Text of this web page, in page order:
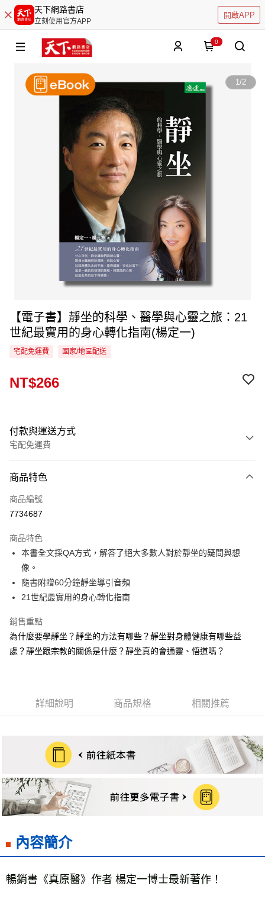
天下網路書店
立刻使用官方APP
開啟APP
0
1/2
【電子書】靜坐的科學、醫學與心靈之旅：21
世紀最實用的身心轉化指南(楊定一)
宅配免運費 國家/地區配送
NT$266
付款與運送方式
宅配免運費
信用卡一次付款
LINE Pay
街口支付
悠遊付
ATM付款
運送方式
宅配
每筆NT$70，滿NT$799(含以上)免運費
每筆NT$200，滿NT$99,999(含以上)免運費
海外叢書運費
雜誌海外運費
數位商品海外免運
商品特色
商品編號
7734687
商品特色
本書全文採QA方式，解答了絕大多數人對於靜坐的疑問與想
像。
隨書附贈60分鐘靜坐導引音頻
21世紀最實用的身心轉化指南
銷售重點
為什麼要學靜坐？靜坐的方法有哪些？靜坐對身體健康有哪些益
處？靜坐跟宗教的關係是什麼？靜坐真的會通靈、悟道嗎？
詳細說明 商品規格 相關推薦
內容簡介
暢銷書《真原醫》作者 楊定一博士最新著作！